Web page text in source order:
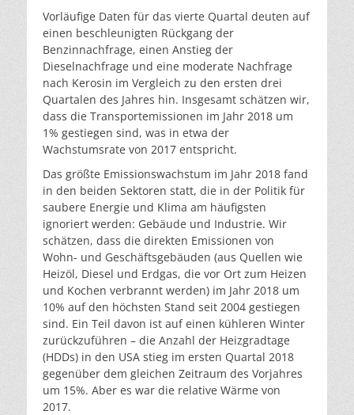
Vorläufige Daten für das vierte Quartal deuten auf
einen beschleunigten Rückgang der
Benzinnachfrage, einen Anstieg der
Dieselnachfrage und eine moderate Nachfrage
nach Kerosin im Vergleich zu den ersten drei
Quartalen des Jahres hin. Insgesamt schätzen wir,
dass die Transportemissionen im Jahr 2018 um
1% gestiegen sind, was in etwa der
Wachstumsrate von 2017 entspricht.
Das größte Emissionswachstum im Jahr 2018 fand
in den beiden Sektoren statt, die in der Politik für
saubere Energie und Klima am häufigsten
ignoriert werden: Gebäude und Industrie. Wir
schätzen, dass die direkten Emissionen von
Wohn- und Geschäftsgebäuden (aus Quellen wie
Heizöl, Diesel und Erdgas, die vor Ort zum Heizen
und Kochen verbrannt werden) im Jahr 2018 um
10% auf den höchsten Stand seit 2004 gestiegen
sind. Ein Teil davon ist auf einen kühleren Winter
zurückzuführen – die Anzahl der Heizgradtage
(HDDs) in den USA stieg im ersten Quartal 2018
gegenüber dem gleichen Zeitraum des Vorjahres
um 15%. Aber es war die relative Wärme von
2017.